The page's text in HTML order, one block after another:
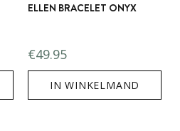
ELLEN BRACELET ONYX
€49.95
IN WINKELMAND